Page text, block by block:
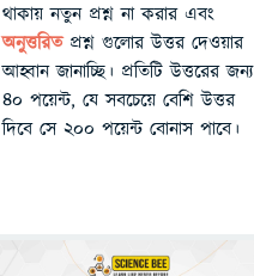
থাকায় নতুন প্রশ্ন না করার এবং
অনুত্তরিত প্রশ্ন গুলোর উত্তর দেওয়ার
আহ্বান জানাচ্ছি। প্রতিটি উত্তরের জন্য
৪০ পয়েন্ট, যে সবচেয়ে বেশি উত্তর
দিবে সে ২০০ পয়েন্ট বোনাস পাবে।